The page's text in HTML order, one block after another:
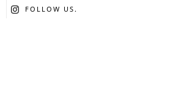
FOLLOW US.